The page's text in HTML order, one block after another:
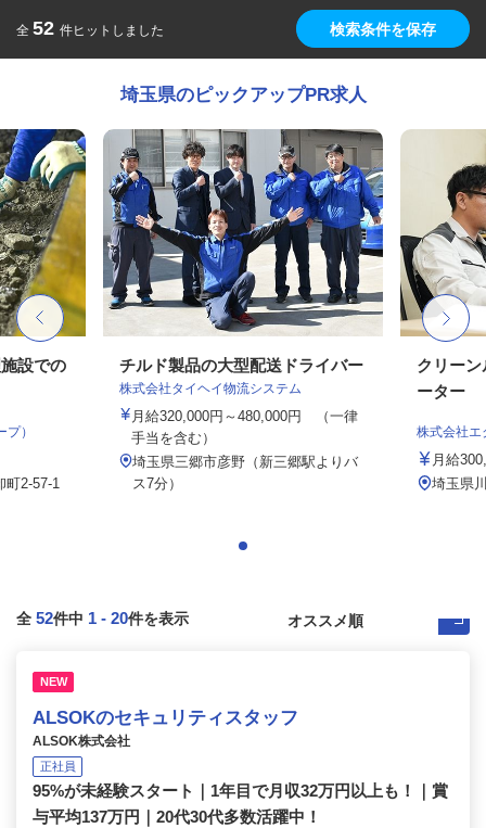
全 52 件ヒットしました 検索条件を保存
埼玉県のピックアップPR求人
設での
）
町2-57-1
チルド製品の大型配送ドライバー
株式会社タイヘイ物流システム
月給320,000円～480,000円 （一律
手当を含む）
埼玉県三郷市彦野（新三郷駅よりバ
ス7分）
クリー
ーター
株式会社エ
月給
埼玉県
全 52件中 1 - 20件を表示
NEW
ALSOKのセキュリティスタッフ
ALSOK株式会社
正社員
95%が未経験スタート｜1年目で月収32万円以上も！｜賞
与平均137万円｜20代30代多数活躍中！